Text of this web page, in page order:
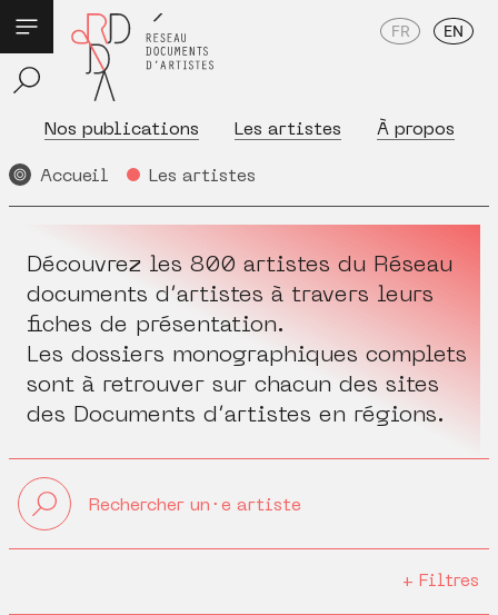
Nos publications Les artistes À propos
FR EN
Accueil Les artistes
Découvrez les 800 artistes du Réseau
documents d’artistes à travers leurs
fiches de présentation.
Les dossiers monographiques complets
sont à retrouver sur chacun des sites
des Documents d’artistes en régions.
+ Filtres